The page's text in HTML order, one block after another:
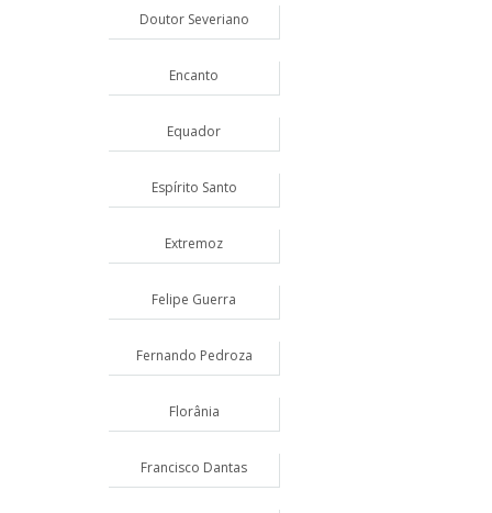
Doutor Severiano
Encanto
Equador
Espírito Santo
Extremoz
Felipe Guerra
Fernando Pedroza
Florânia
Francisco Dantas